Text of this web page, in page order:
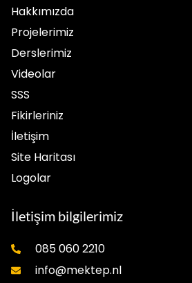
Hakkımızda
Projelerimiz
Derslerimiz
Videolar
SSS
Fikirleriniz
İletişim
Site Haritası
Logolar
İletişim bilgilerimiz
085 060 2210
info@mektep.nl